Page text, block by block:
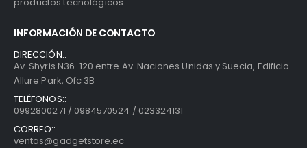
productos tecnológicos.
INFORMACIÓN DE CONTACTO
DIRECCIÓN::
Av. Shyris N36-120 entre Av. Naciones Unidas y Suecia, Edificio
Allure Park, Ofc 3B
TELÉFONOS::
0992800271 / 0984570524 / 023324131
CORREO::
ventas@gadgetstore.ec